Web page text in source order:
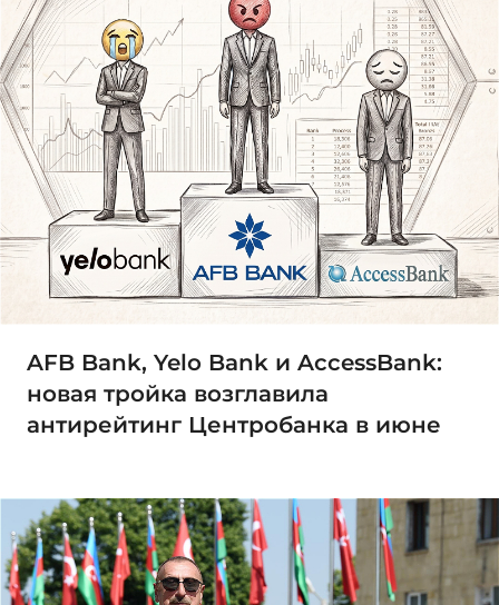
AFB Bank, Yelo Bank и AccessBank:
новая тройка возглавила
антирейтинг Центробанка в июне